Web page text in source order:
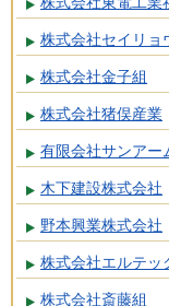
株式会社セイリョ
株式会社金子組
株式会社猪俣産業
有限会社サンアー
木下建設株式会社
野本興業株式会社
株式会社エルテッ
株式会社斎藤組